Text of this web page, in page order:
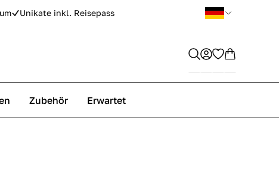
Unikate inkl. Reisepass
Zubehör Erwartet